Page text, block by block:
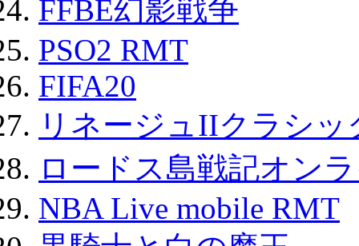
FFBE幻影戦争
PSO2 RMT
FIFA20
リネージュIIクラシ
ロードス島戦記オン
NBA Live mobile RMT